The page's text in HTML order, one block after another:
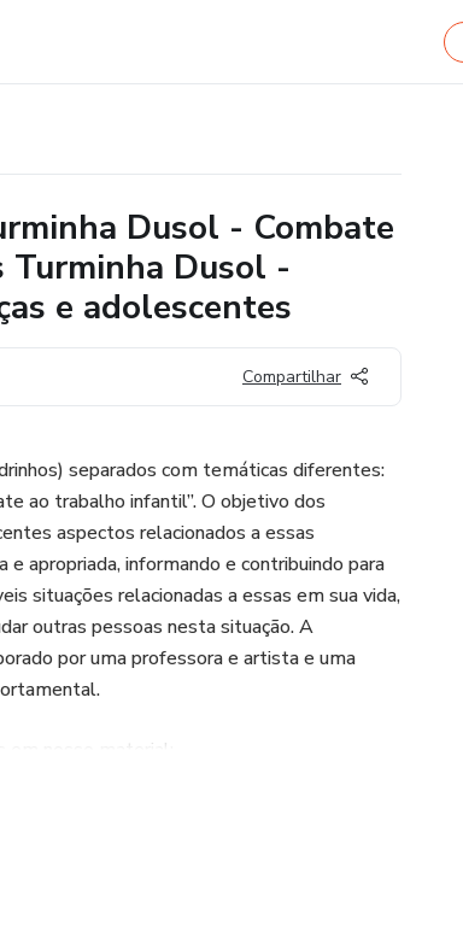
Dusol - Combate
Dusol -
e adolescentes
Compartilhar
separados com temáticas diferentes:
ao trabalho infantil”. O objetivo dos
aspectos relacionados a essas
apropriada, informando e contribuindo para
situações relacionadas a essas em sua vida,
outras pessoas nesta situação. A
por uma professora e artista e uma
nosso material: